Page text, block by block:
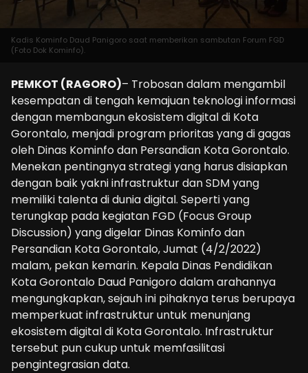
Kadis Kominfo Daud Panigoro saat memberikan sambutan Forum FGD
(Foto Dok Kominfo).
PEMKOT (RAGORO)– Trobosan dalam mengambil
kesempatan di tengah kemajuan teknologi informasi
dengan membangun ekosistem digital di Kota
Gorontalo, menjadi program prioritas yang di gagas
oleh Dinas Kominfo dan Persandian Kota Gorontalo.
Menekan pentingnya strategi yang harus disiapkan
dengan baik yakni infrastruktur dan SDM yang
memiliki talenta di dunia digital. Seperti yang
terungkap pada kegiatan FGD (Focus Group
Discussion) yang digelar Dinas Kominfo dan
Persandian Kota Gorontalo, Jumat (4/2/2022)
malam, pekan kemarin. Kepala Dinas Pendidikan
Kota Gorontalo Daud Panigoro dalam arahannya
mengungkapkan, sejauh ini pihaknya terus berupaya
memperkuat infrastruktur untuk menunjang
ekosistem digital di Kota Gorontalo. Infrastruktur
tersebut pun cukup untuk memfasilitasi
pengintegrasian data.